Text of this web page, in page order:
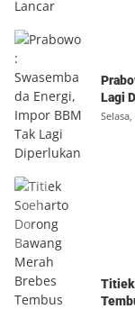
Lagi
Titiek